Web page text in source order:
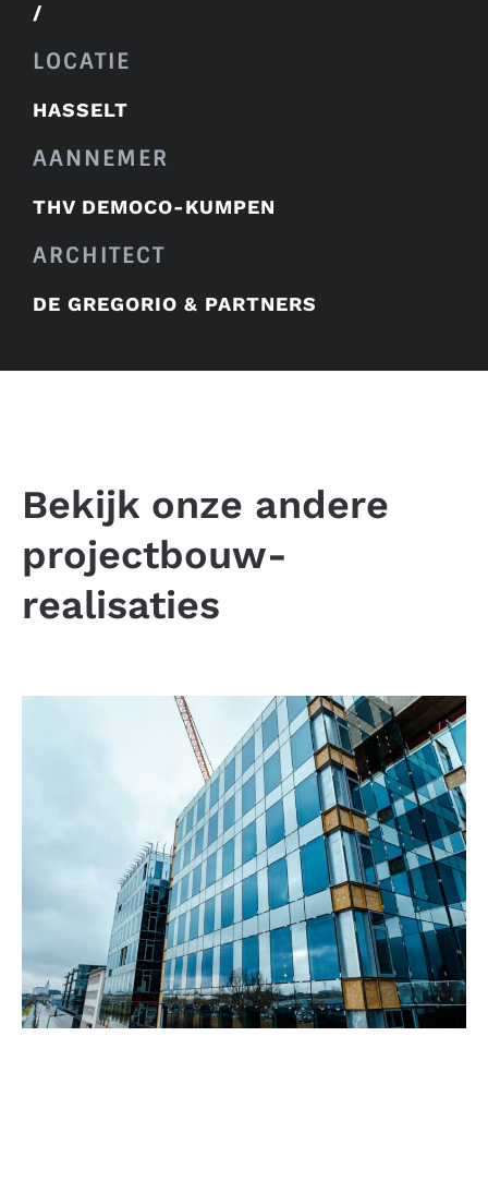
/
LOCATIE
HASSELT
AANNEMER
THV DEMOCO-KUMPEN
ARCHITECT
DE GREGORIO & PARTNERS
Bekijk onze andere
projectbouw-
realisaties